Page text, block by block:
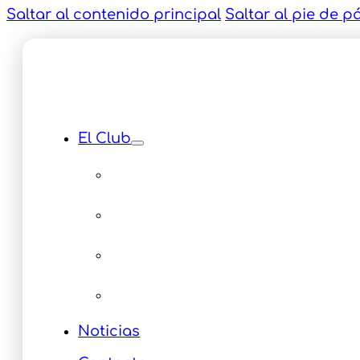
Saltar al contenido principal Saltar al pie de
El Club
Noticias